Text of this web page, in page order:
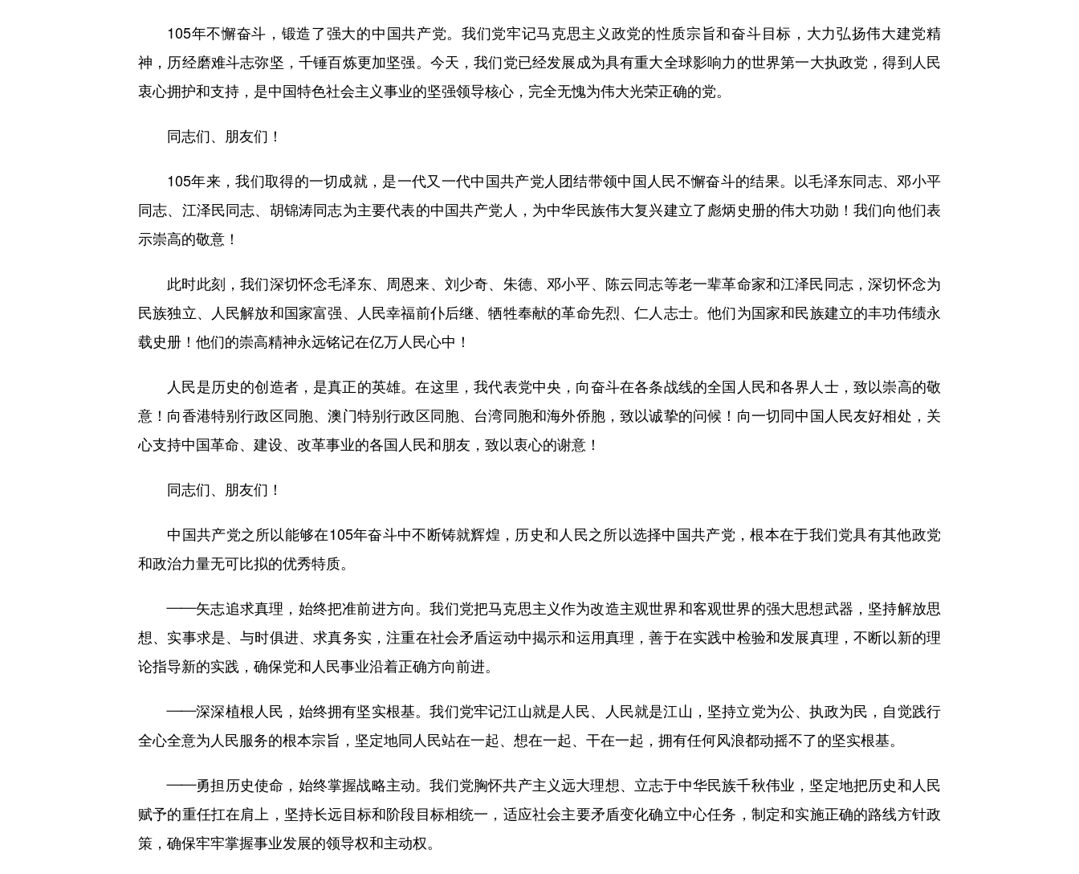
105年不懈奋斗，锻造了强大的中国共产党。我们党牢记马克思主义政党的性质宗旨和奋斗目标，大力弘扬伟大建党精
神，历经磨难斗志弥坚，千锤百炼更加坚强。今天，我们党已经发展成为具有重大全球影响力的世界第一大执政党，得到人民
衷心拥护和支持，是中国特色社会主义事业的坚强领导核心，完全无愧为伟大光荣正确的党。
同志们、朋友们！
105年来，我们取得的一切成就，是一代又一代中国共产党人团结带领中国人民不懈奋斗的结果。以毛泽东同志、邓小平
同志、江泽民同志、胡锦涛同志为主要代表的中国共产党人，为中华民族伟大复兴建立了彪炳史册的伟大功勋！我们向他们表
示崇高的敬意！
此时此刻，我们深切怀念毛泽东、周恩来、刘少奇、朱德、邓小平、陈云同志等老一辈革命家和江泽民同志，深切怀念为
民族独立、人民解放和国家富强、人民幸福前仆后继、牺牲奉献的革命先烈、仁人志士。他们为国家和民族建立的丰功伟绩永
载史册！他们的崇高精神永远铭记在亿万人民心中！
人民是历史的创造者，是真正的英雄。在这里，我代表党中央，向奋斗在各条战线的全国人民和各界人士，致以崇高的敬
意！向香港特别行政区同胞、澳门特别行政区同胞、台湾同胞和海外侨胞，致以诚挚的问候！向一切同中国人民友好相处，关
心支持中国革命、建设、改革事业的各国人民和朋友，致以衷心的谢意！
同志们、朋友们！
中国共产党之所以能够在105年奋斗中不断铸就辉煌，历史和人民之所以选择中国共产党，根本在于我们党具有其他政党
和政治力量无可比拟的优秀特质。
——矢志追求真理，始终把准前进方向。我们党把马克思主义作为改造主观世界和客观世界的强大思想武器，坚持解放思
想、实事求是、与时俱进、求真务实，注重在社会矛盾运动中揭示和运用真理，善于在实践中检验和发展真理，不断以新的理
论指导新的实践，确保党和人民事业沿着正确方向前进。
——深深植根人民，始终拥有坚实根基。我们党牢记江山就是人民、人民就是江山，坚持立党为公、执政为民，自觉践行
全心全意为人民服务的根本宗旨，坚定地同人民站在一起、想在一起、干在一起，拥有任何风浪都动摇不了的坚实根基。
——勇担历史使命，始终掌握战略主动。我们党胸怀共产主义远大理想、立志于中华民族千秋伟业，坚定地把历史和人民
赋予的重任扛在肩上，坚持长远目标和阶段目标相统一，适应社会主要矛盾变化确立中心任务，制定和实施正确的路线方针政
策，确保牢牢掌握事业发展的领导权和主动权。